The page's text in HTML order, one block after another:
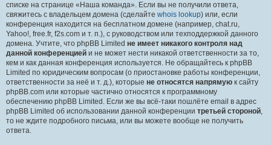
списке на странице «Наша команда». Если вы не получили ответа,
свяжитесь с владельцем домена (сделайте whois lookup) или, если
конференция находится на бесплатном домене (например, chat.ru,
Yahoo!, free.fr, f2s.com и т. п.), с руководством или техподдержкой данного
домена. Учтите, что phpBB Limited не имеет никакого контроля над
данной конференцией и не может нести никакой ответственности за то,
кем и как данная конференция используется. Не обращайтесь к phpBB
Limited по юридическим вопросам (о приостановке работы конференции,
ответственности за неё и т. д.), которые не относятся напрямую к сайту
phpBB.com или которые частично относятся к программному
обеспечению phpBB Limited. Если же вы всё-таки пошлёте email в адрес
phpBB Limited об использовании данной конференции третьей стороной,
то не ждите подробного письма, или вы можете вообще не получить
ответа.